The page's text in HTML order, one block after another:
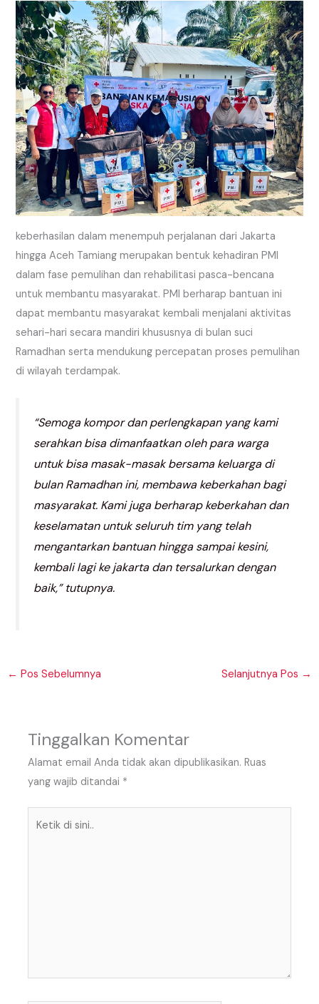
keberhasilan dalam menempuh perjalanan dari Jakarta
hingga Aceh Tamiang merupakan bentuk kehadiran PMI
dalam fase pemulihan dan rehabilitasi pasca-bencana
untuk membantu masyarakat. PMI berharap bantuan ini
dapat membantu masyarakat kembali menjalani aktivitas
sehari-hari secara mandiri khususnya di bulan suci
Ramadhan serta mendukung percepatan proses pemulihan
di wilayah terdampak.
“Semoga kompor dan perlengkapan yang kami
serahkan bisa dimanfaatkan oleh para warga
untuk bisa masak-masak bersama keluarga di
bulan Ramadhan ini, membawa keberkahan bagi
masyarakat. Kami juga berharap keberkahan dan
keselamatan untuk seluruh tim yang telah
mengantarkan bantuan hingga sampai kesini,
kembali lagi ke jakarta dan tersalurkan dengan
baik,” tutupnya.
← Pos Sebelumnya Selanjutnya Pos →
Tinggalkan Komentar
Alamat email Anda tidak akan dipublikasikan. Ruas
yang wajib ditandai *